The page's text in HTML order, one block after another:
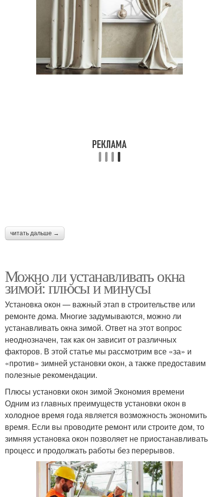
читать дальше →
Можно ли устанавливать окна
зимой: плюсы и минусы
Установка окон — важный этап в строительстве или
ремонте дома. Многие задумываются, можно ли
устанавливать окна зимой. Ответ на этот вопрос
неоднозначен, так как он зависит от различных
факторов. В этой статье мы рассмотрим все «за» и
«против» зимней установки окон, а также предоставим
полезные рекомендации.
Плюсы установки окон зимой Экономия времени
Одним из главных преимуществ установки окон в
холодное время года является возможность экономить
время. Если вы проводите ремонт или строите дом, то
зимняя установка окон позволяет не приостанавливать
процесс и продолжать работы без перерывов.